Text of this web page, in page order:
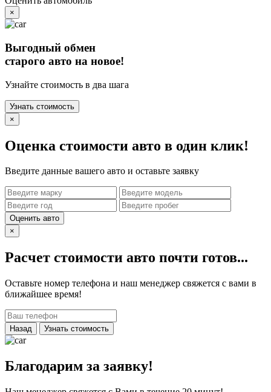
×
Выгодный обмен
старого авто на новое!
Узнайте стоимость в два шага
Узнать стоимость
×
Оценка стоимости авто в один клик!
Введите данные вашего авто и оставьте заявку
Оценить авто
×
Расчет стоимости авто почти готов...
Оставьте номер телефона и наш менеджер свяжется с вами в
ближайшее время!
Назад Узнать стоимость
Благодарим за заявку!